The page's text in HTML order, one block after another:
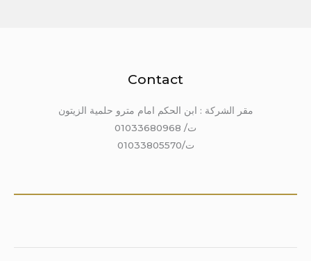
Contact
مقر الشركة : ابن الحكم امام مترو حلمية الزيتون
ت/ 01033680968
ت/01033805570